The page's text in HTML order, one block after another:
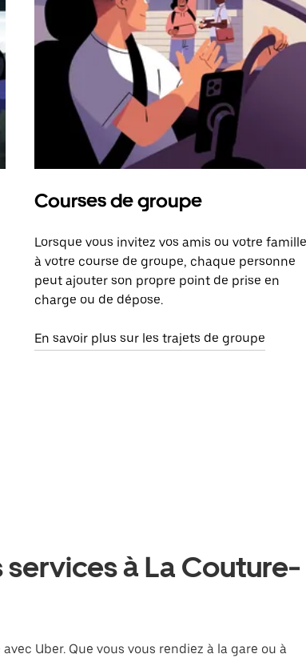
Courses de groupe
Lorsque vous invitez vos amis ou votre famille
à votre course de groupe, chaque personne
peut ajouter son propre point de prise en
charge ou de dépose.
En savoir plus sur les trajets de groupe
à La Couture-
Uber. Que vous vous rendiez à la gare ou à